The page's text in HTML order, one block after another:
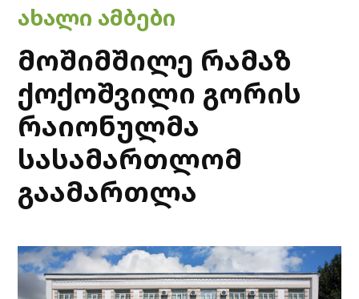
POSTED
IN
ᲐᲮᲐᲚᲘ ᲐᲛᲑᲔᲑᲘ
მოშიმშილე რამაზ
ქოქოშვილი გორის
რაიონულმა
სასამართლომ
გაამართლა